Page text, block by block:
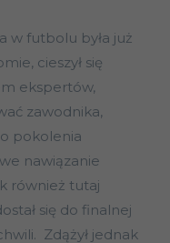
w futbolu była już
cieszył się
ekspertów,
zawodnika,
pokolenia
nawiązanie
również tutaj
się do finalnej
Zdążył jednak